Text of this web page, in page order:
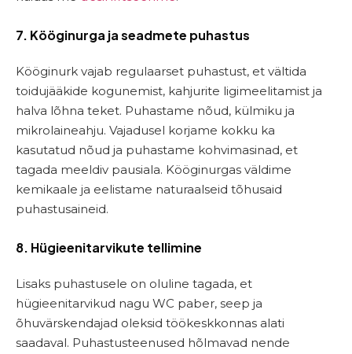
7. Kööginurga ja seadmete puhastus
Kööginurk vajab regulaarset puhastust, et vältida
toidujääkide kogunemist, kahjurite ligimeelitamist ja
halva lõhna teket. Puhastame nõud, külmiku ja
mikrolaineahju. Vajadusel korjame kokku ka
kasutatud nõud ja puhastame kohvimasinad, et
tagada meeldiv pausiala. Kööginurgas väldime
kemikaale ja eelistame naturaalseid tõhusaid
puhastusaineid.
8. Hügieenitarvikute tellimine
Lisaks puhastusele on oluline tagada, et
hügieenitarvikud nagu WC paber, seep ja
õhuvärskendajad oleksid töökeskkonnas alati
saadaval. Puhastusteenused hõlmavad nende